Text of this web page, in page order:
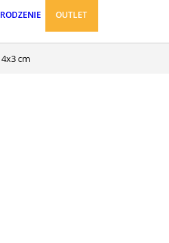
OUTLET
cm